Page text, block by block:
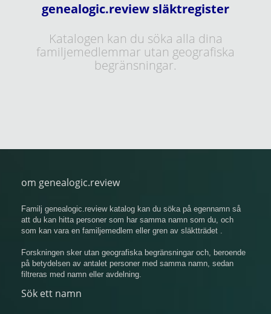
genealogic.review släktregister
Katalogen kan du söka alla dina
familjemedlemmar utan geografiska
begränsningar.
om genealogic.review
Familj genealogic.review katalog kan du söka på egennamn så
att du kan hitta personer som har samma namn som du, och
som kan vara en familjemedlem eller gren av släktträdet .
Forskningen sker utan geografiska begränsningar och, beroende
på betydelsen av antalet personer med samma namn, sedan
filtreras med namn eller avdelning.
Sök ett namn